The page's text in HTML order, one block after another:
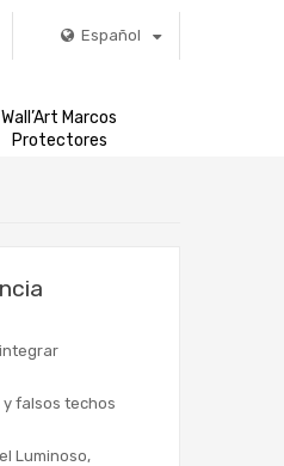
Español
Wall’Art Marcos
Protectores
falsos techos
Luminoso,